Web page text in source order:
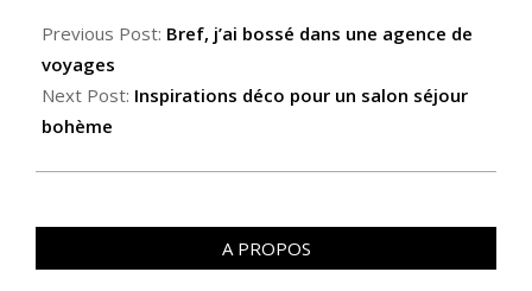
Previous Post: Bref, j’ai bossé dans une agence de
voyages
Next Post: Inspirations déco pour un salon séjour
bohème
A PROPOS